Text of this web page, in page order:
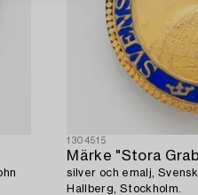
1304515
Märke "Stora
silver och emalj,
Hallberg, Stockholm.